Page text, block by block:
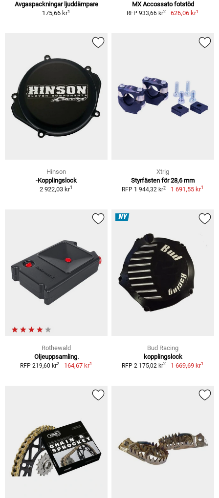
Avgaspackningar ljuddämpare
175,66 kr1
MX Accossato fotstöd
RFP 933,66 kr2 626,06 kr1
Hinson
-Kopplingslock
2 922,03 kr1
Xtrig
Styrfästen för 28,6 mm
RFP 1 944,32 kr2 1 691,55 kr1
Rothewald
Oljeuppsamling.
RFP 219,60 kr2 164,67 kr1
NY
Bud Racing
kopplingslock
RFP 2 175,02 kr2 1 669,69 kr1